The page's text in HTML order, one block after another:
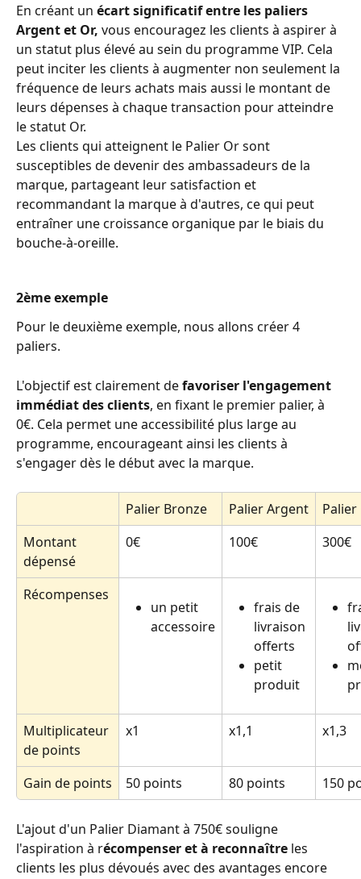
En créant un écart significatif entre les paliers
Argent et Or, vous encouragez les clients à aspirer à
un statut plus élevé au sein du programme VIP. Cela
peut inciter les clients à augmenter non seulement la
fréquence de leurs achats mais aussi le montant de
leurs dépenses à chaque transaction pour atteindre
le statut Or.
Les clients qui atteignent le Palier Or sont
susceptibles de devenir des ambassadeurs de la
marque, partageant leur satisfaction et
recommandant la marque à d'autres, ce qui peut
entraîner une croissance organique par le biais du
bouche-à-oreille.
2ème exemple
Pour le deuxième exemple, nous allons créer 4
paliers.
L'objectif est clairement de favoriser l'engagement
immédiat des clients, en fixant le premier palier, à
0€. Cela permet une accessibilité plus large au
programme, encourageant ainsi les clients à
s'engager dès le début avec la marque.
Palier Bronze Palier Argent
Palier
Montant
dépensé
0€ 100€ 300€
Récompenses
un petit
accessoire
frais de
livraison
offerts
petit
produit
Multiplicateur
de points
x1 x1,1 x1,3
Gain de points 50 points 80 points 150
L'ajout d'un Palier Diamant à 750€ souligne
l'aspiration à récompenser et à reconnaître les
clients les plus dévoués avec des avantages encore